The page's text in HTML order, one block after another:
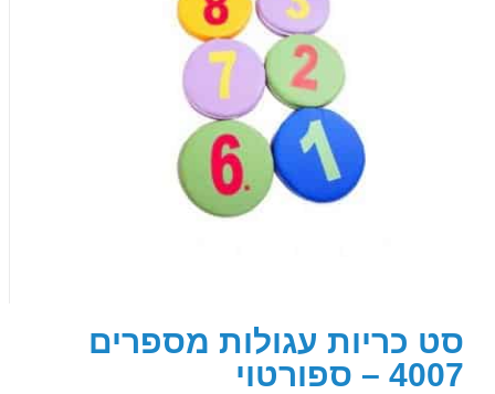
סט כריות עגולות מספרים
4007 – ספורטוי